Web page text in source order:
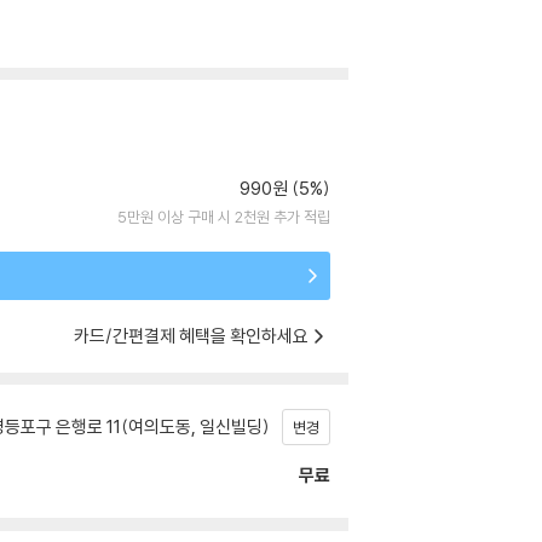
990원 (5%)
5만원 이상 구매 시 2천원 추가 적립
카드/간편결제 혜택을 확인하세요
포구 은행로 11(여의도동, 일신빌딩) 변경
무료